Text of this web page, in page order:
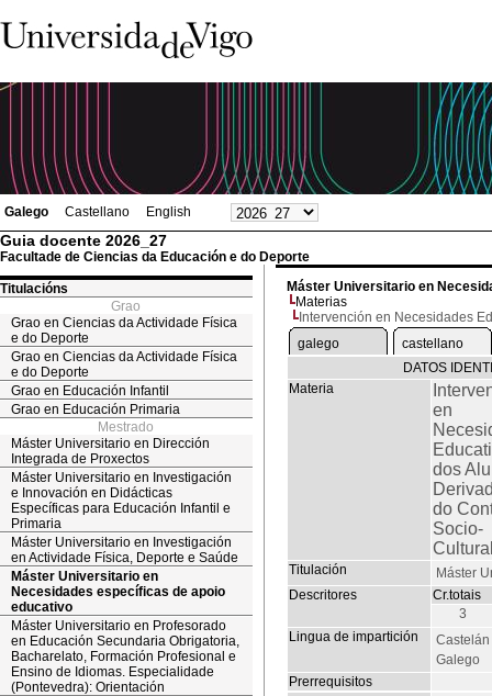
Galego Castellano English
Guia docente 2026_27
Facultade de Ciencias da Educación e do Deporte
Titulacións
Grao
Grao en Ciencias da Actividade Física
e do Deporte
Grao en Ciencias da Actividade Física
e do Deporte
Grao en Educación Infantil
Grao en Educación Primaria
Mestrado
Máster Universitario en Dirección
Integrada de Proxectos
Máster Universitario en Investigación
e Innovación en Didácticas
Específicas para Educación Infantil e
Primaria
Máster Universitario en Investigación
en Actividade Física, Deporte e Saúde
Máster Universitario en
Necesidades específicas de apoio
educativo
Máster Universitario en Profesorado
en Educación Secundaria Obrigatoria,
Bacharelato, Formación Profesional e
Ensino de Idiomas. Especialidade
(Pontevedra): Orientación
Máster Universitario en
Materias
Intervención en Necesidades
galego
castellano
DATOS
Materia
en
dos
do
Socio-
Titulación
Máster
Descritores
Cr.totais
3
Lingua de impartición
Castelán
Galego
Prerrequisitos